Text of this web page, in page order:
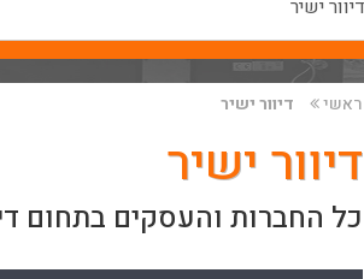
ראשי דיוור ישיר
דיוור ישיר
כל החברות והעסקים בתחום